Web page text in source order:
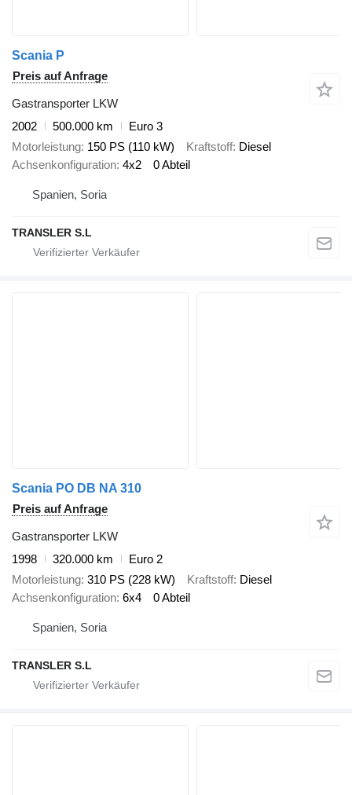
Scania P
Preis auf Anfrage
Gastransporter LKW
2002
500.000 km
Euro 3
Motorleistung 150 PS (110 kW) Kraftstoff Diesel
Achsenkonfiguration 4x2 0 Abteil
Spanien, Soria
TRANSLER S.L
Scania PO DB NA 310
Preis auf Anfrage
Gastransporter LKW
1998
320.000 km
Euro 2
Motorleistung 310 PS (228 kW) Kraftstoff Diesel
Achsenkonfiguration 6x4 0 Abteil
Spanien, Soria
TRANSLER S.L